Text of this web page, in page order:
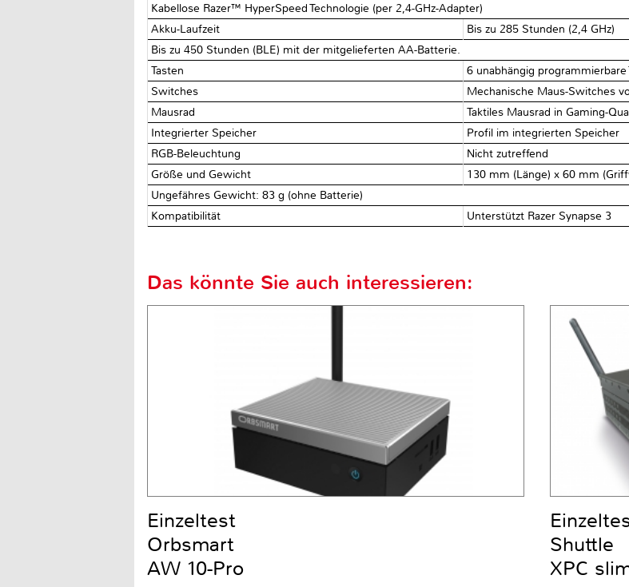
Kabellose Razer™ HyperSpeed Technologie (per 2,4-GHz-Adapter)
Akku-Laufzeit
Bis zu 285 Stunden (2,4 GHz)
Bis zu 450 Stunden (BLE) mit der mitgelieferten AA-Batterie.
Tasten
6 unabhängig programmierbare
Switches
Mechanische Maus-Switches
Mausrad
Taktiles Mausrad in Gaming-
Integrierter Speicher
Profil im integrierten Speicher
RGB-Beleuchtung
Nicht zutreffend
Größe und Gewicht
130 mm (Länge) x 60 mm
Ungefähres Gewicht: 83 g (ohne Batterie)
Kompatibilität
Unterstützt Razer Synapse 3
Das könnte Sie auch interessieren:
Einzeltest
Orbsmart
AW 10-Pro
Shuttle
XPC